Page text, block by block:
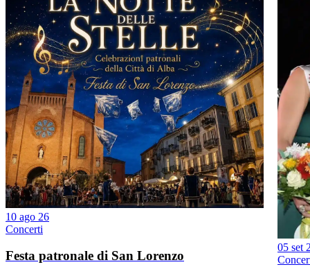
10 ago 26
Concerti
Festa patronale di San Lorenzo
05 set